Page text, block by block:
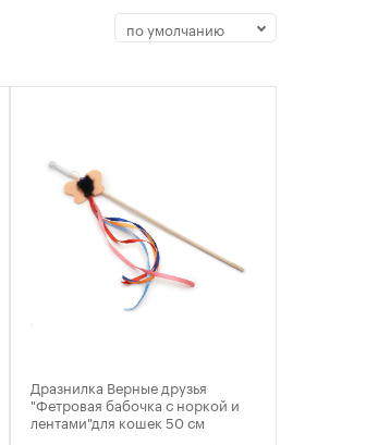
Дразнилка Верные друзья
"Фетровая бабочка с норкой и
лентами"для кошек 50 см